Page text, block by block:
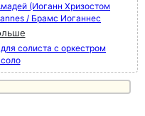
(Иоганн Хризостом
/ Брамс Иоганнес
солиста с оркестром